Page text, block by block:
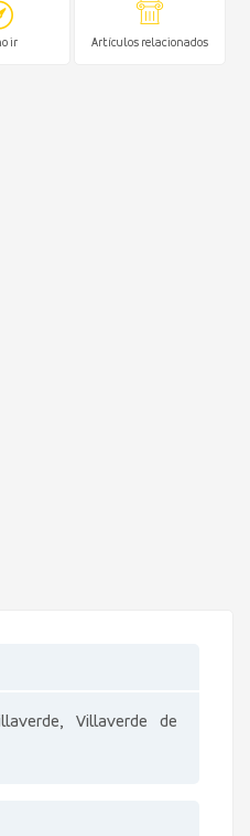
ir Artículos relacionados
Villaverde de